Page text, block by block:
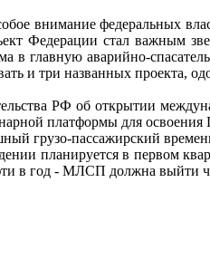
внимание федеральных
Федерации стал важным
в главную аварийно-
и три названных проекта,
РФ об открытии
платформы для
грузо-пассажирский
планируется в первом
в год - МЛСП должна выйти